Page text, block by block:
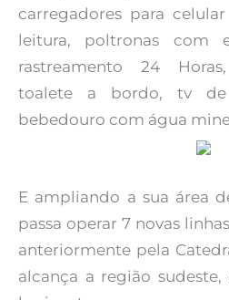
carregadores para
leitura, poltronas com
rastreamento 24
toalete a bordo, tv
bebedouro com água
E ampliando a sua área
passa operar 7 novas
anteriormente pela
alcança a região